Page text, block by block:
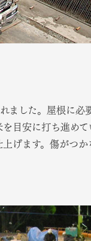
ました。屋根に必
目安に打ち進め
げます。傷がつ